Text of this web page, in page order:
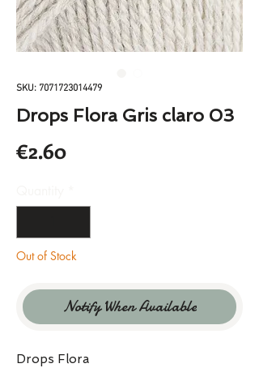
SKU: 7071723014479
Drops Flora Gris claro 03
€2.60Price
Out of Stock
Notify When Available
Drops Flora